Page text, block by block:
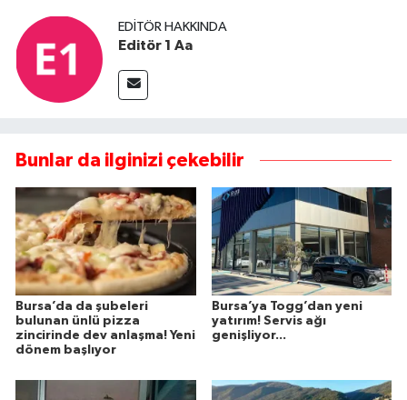
EDITÖR HAKKINDA
Editör 1 Aa
Bunlar da ilginizi çekebilir
Bursa’da da şubeleri
bulunan ünlü pizza
zincirinde dev anlaşma! Yeni
dönem başlıyor
Bursa’ya Togg’dan yeni
yatırım! Servis ağı
genişliyor...